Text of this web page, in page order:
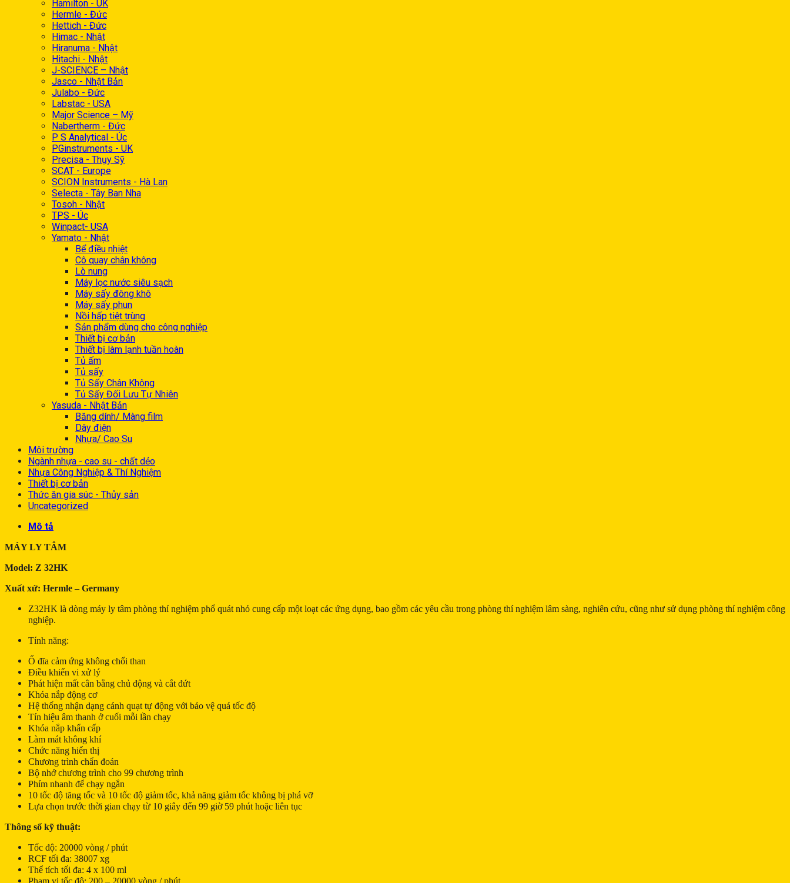
Hamilton - UK
Hermle - Đức
Hettich - Đức
Himac - Nhật
Hiranuma - Nhật
Hitachi - Nhật
J-SCIENCE – Nhật
Jasco - Nhật Bản
Julabo - Đức
Labstac - USA
Major Science – Mỹ
Nabertherm - Đức
P S Analytical - Úc
PGinstruments - UK
Precisa - Thụy Sỹ
SCAT - Europe
SCION Instruments - Hà Lan
Selecta - Tây Ban Nha
Tosoh - Nhật
TPS - Úc
Winpact- USA
Yamato - Nhật
Bể điều nhiệt
Cô quay chân không
Lò nung
Máy lọc nước siêu sạch
Máy sấy đông khô
Máy sấy phun
Nồi hấp tiệt trùng
Sản phẩm dùng cho công nghiệp
Thiết bị cơ bản
Thiết bị làm lạnh tuần hoàn
Tủ ấm
Tủ sấy
Tủ Sấy Chân Không
Tủ Sấy Đối Lưu Tự Nhiên
Yasuda - Nhật Bản
Băng dính/ Màng film
Dây điện
Nhựa/ Cao Su
Môi trường
Ngành nhựa - cao su - chất dẻo
Nhựa Công Nghiệp & Thí Nghiệm
Thiết bị cơ bản
Thức ăn gia súc - Thủy sản
Uncategorized
Mô tả
MÁY LY TÂM
Model: Z 32HK
Xuất xứ: Hermle – Germany
Z32HK là dòng máy ly tâm phòng thí nghiệm phổ quát nhỏ cung cấp một loạt các ứng dụng, bao gồm các yêu cầu trong phòng thí nghiệm lâm sàng, nghiên cứu, cũng như sử dụng phòng thí nghiệm công
nghiệp.
Tính năng:
Ổ đĩa cảm ứng không chổi than
Điều khiển vi xử lý
Phát hiện mất cân bằng chủ động và cắt đứt
Khóa nắp động cơ
Hệ thống nhận dạng cánh quạt tự động với bảo vệ quá tốc độ
Tín hiệu âm thanh ở cuối mỗi lần chạy
Khóa nắp khẩn cấp
Làm mát không khí
Chức năng hiển thị
Chương trình chẩn đoán
Bộ nhớ chương trình cho 99 chương trình
Phím nhanh để chạy ngắn
10 tốc độ tăng tốc và 10 tốc độ giảm tốc, khả năng giảm tốc không bị phá vỡ
Lựa chọn trước thời gian chạy từ 10 giây đến 99 giờ 59 phút hoặc liên tục
Thông số kỹ thuật:
Tốc độ: 20000 vòng / phút
RCF tối đa: 38007 xg
Thể tích tối đa: 4 x 100 ml
Phạm vi tốc độ: 200 – 20000 vòng / phút